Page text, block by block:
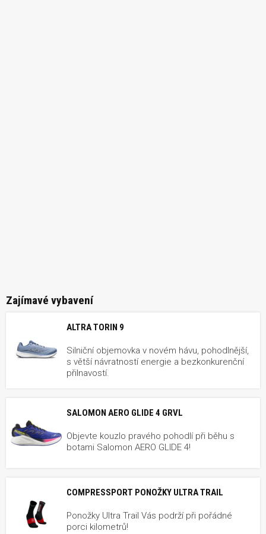
Zajímavé vybavení
ALTRA TORIN 9
Silniční objemovka v novém hávu, pohodlnější,
s větší návratností energie a bezkonkurenční
přilnavostí.
SALOMON AERO GLIDE 4 GRVL
Objevte kouzlo pravého pohodlí při běhu s
botami Salomon AERO GLIDE 4!
COMPRESSPORT PONOŽKY ULTRA TRAIL
Ponožky Ultra Trail Vás podrží při pořádné
porci kilometrů!